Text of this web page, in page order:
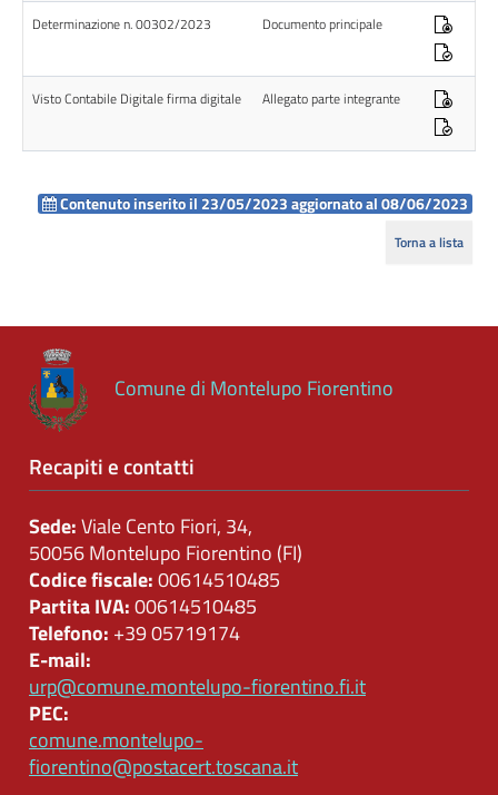
Determinazione n. 00302/2023 Documento principale
Visto Contabile Digitale firma digitale Allegato parte integrante
Contenuto inserito il 23/05/2023 aggiornato al 08/06/2023
Torna a lista
Comune di Montelupo Fiorentino
Recapiti e contatti
Sede:Viale Cento Fiori, 34,
50056 Montelupo Fiorentino (FI)
Codice fiscale:00614510485
Partita IVA:00614510485
Telefono: +39 05719174
E-mail:
urp@comune.montelupo-fiorentino.fi.it
PEC:
comune.montelupo-
fiorentino@postacert.toscana.it